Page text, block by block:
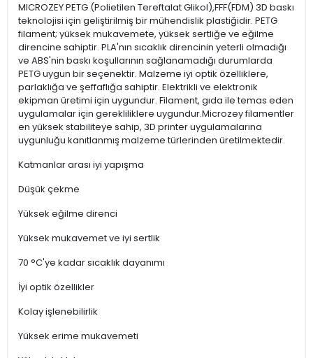
MICROZEY PETG (Polietilen Tereftalat Glikol),FFF(FDM) 3D baskı
teknolojisi için geliştirilmiş bir mühendislik plastiğidir. PETG
filament; yüksek mukavemete, yüksek sertliğe ve eğilme
direncine sahiptir. PLA'nın sıcaklık direncinin yeterli olmadığı
ve ABS'nin baskı koşullarının sağlanamadığı durumlarda
PETG uygun bir seçenektir. Malzeme iyi optik özelliklere,
parlaklığa ve şeffaflığa sahiptir. Elektrikli ve elektronik
ekipman üretimi için uygundur. Filament, gıda ile temas eden
uygulamalar için gerekliliklere uygundur.Microzey filamentler
en yüksek stabiliteye sahip, 3D printer uygulamalarına
uygunluğu kanıtlanmış malzeme türlerinden üretilmektedir.
Katmanlar arası iyi yapışma
Düşük çekme
Yüksek eğilme direnci
Yüksek mukavemet ve iyi sertlik
70 °C'ye kadar sıcaklık dayanımı
İyi optik özellikler
Kolay işlenebilirlik
Yüksek erime mukavemeti